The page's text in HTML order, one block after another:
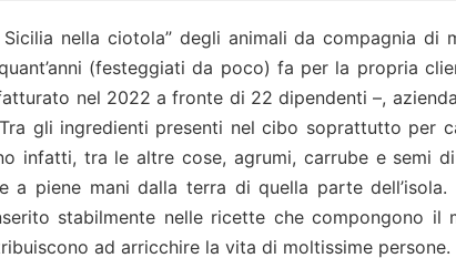
nella ciotola” degli animali da compagnia di
(festeggiati da poco) fa per la propria
nel 2022 a fronte di 22 dipendenti –,
gli ingredienti presenti nel cibo soprattutto per
infatti, tra le altre cose, agrumi, carrube e semi
a piene mani dalla terra di quella parte dell’isola.
stabilmente nelle ricette che compongono il
ad arricchire la vita di moltissime persone.